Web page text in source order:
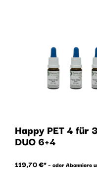
Happy PET 4 für
DUO 6+4
119,70€ – oder Abonniere